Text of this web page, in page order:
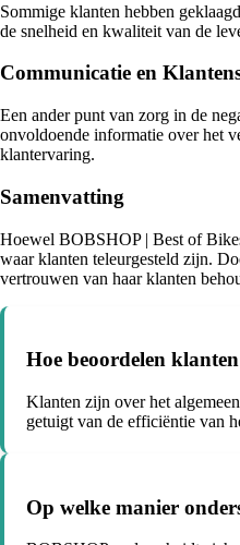
Sommige klanten hebben
de snelheid en kwaliteit van de
Communicatie en
Een ander punt van zorg in de
onvoldoende informatie over het
klantervaring.
Samenvatting
Hoewel BOBSHOP | Best of
waar klanten teleurgesteld zijn.
vertrouwen van haar klanten
Hoe beoordelen
Klanten zijn over het
getuigt van de efficiëntie van
Op welke manier